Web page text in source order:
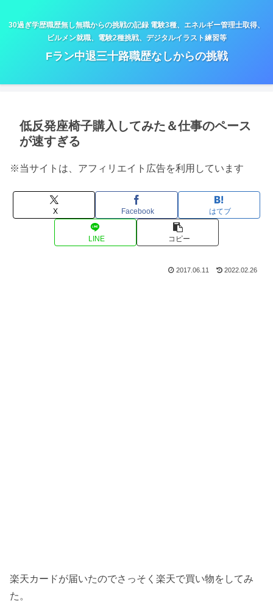
30過ぎ学歴職歴無し無職からの挑戦の記録 電験3種、エネルギー管理士取得、
ビルメン就職、電験2種挑戦、デジタルイラスト練習等
Fラン中退三十路職歴なしからの挑戦
低反発座椅子購入してみた＆仕事のペース
が速すぎる
※当サイトは、アフィリエイト広告を利用しています
X Facebook はてブ
LINE コピー
2017.06.11 2022.02.26
楽天カードが届いたのでさっそく楽天で買い物をしてみ
た。